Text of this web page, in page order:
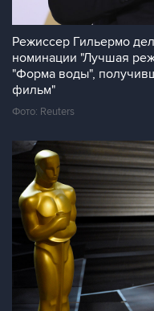
Режиссер Гильермо
номинации "Лучшая
"Форма воды",
фильм"
Фото: Reuters